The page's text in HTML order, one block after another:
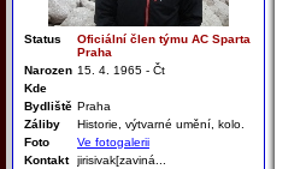
Status
Oficiální člen týmu AC Sparta
Praha
Narozen 15. 4. 1965 - Čt
Kde
Bydliště Praha
Záliby
Historie, výtvarné umění, kolo.
Foto
Ve fotogalerii
Kontakt jirisivak[zaviná...